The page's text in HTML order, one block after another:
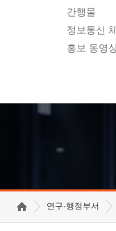
간행물
정보통신
홍보 동영
연구·행정부서